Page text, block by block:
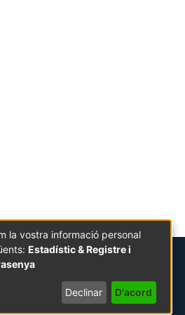
la vostra informació personal
Estadístic & Registre i
Declinar D'acord